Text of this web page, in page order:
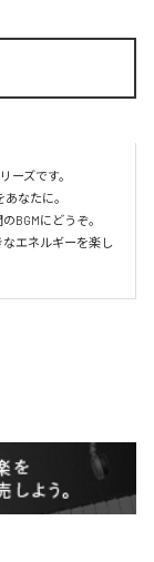
ーズです。
なたに。
BGMにどうぞ。
エネルギーを楽し